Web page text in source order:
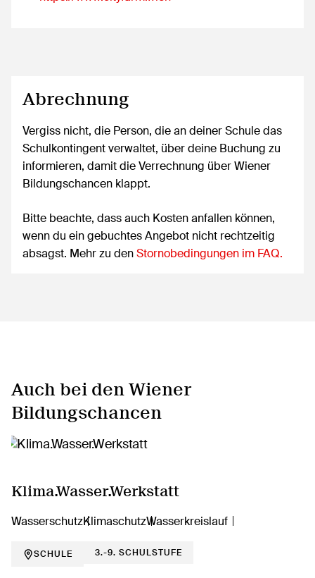
Abrechnung
Vergiss nicht, die Person, die an deiner Schule das
Schulkontingent verwaltet, über deine Buchung zu
informieren, damit die Verrechnung über Wiener
Bildungschancen klappt.
Bitte beachte, dass auch Kosten anfallen können,
wenn du ein gebuchtes Angebot nicht rechtzeitig
absagst. Mehr zu denStornobedingungen im FAQ.
Auch bei den Wiener
Bildungschancen
Klima.Wasser.Werkstatt
WasserschutzKlimaschutzWasserkreislauf
SCHULE 3.-9. SCHULSTUFE